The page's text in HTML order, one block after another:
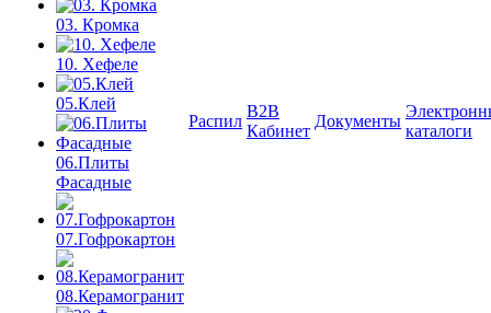
03. Кромка
10. Хефеле
05.Клей
06.Плиты
Фасадные
07.Гофрокартон
08.Керамогранит
Распил
B2B
Кабинет
Документы
каталоги